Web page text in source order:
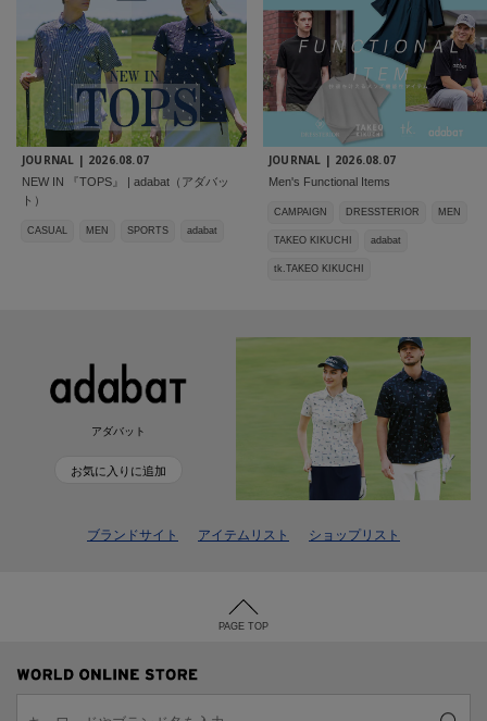
JOURNAL | 2026.08.07
NEW IN 『TOPS』 | adabat（アダバッ
ト）
CASUAL MEN SPORTS adabat
JOURNAL | 2026.08.07
Men's Functional Items
CAMPAIGN DRESSTERIOR MEN
TAKEO KIKUCHI adabat
tk.TAKEO KIKUCHI
アダバット
お気に入りに追加
ブランドサイト アイテムリスト ショップリスト
PAGE TOP